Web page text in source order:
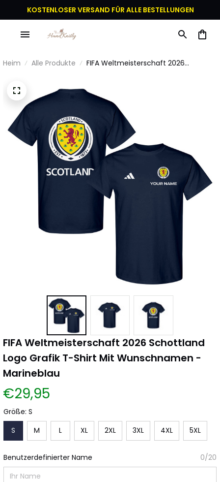
KOSTENLOSER VERSAND FÜR ALLE BESTELLUNGEN
Heim Alle Produkte
FIFA Weltmeisterschaft 2026
FIFA Weltmeisterschaft 2026 Schottland
Logo Grafik T-Shirt Mit Wunschnamen -
Marineblau
€29,95
Größe: S
S
M L XL 2XL 3XL 4XL 5XL
Benutzerdefinierter Name 0/20